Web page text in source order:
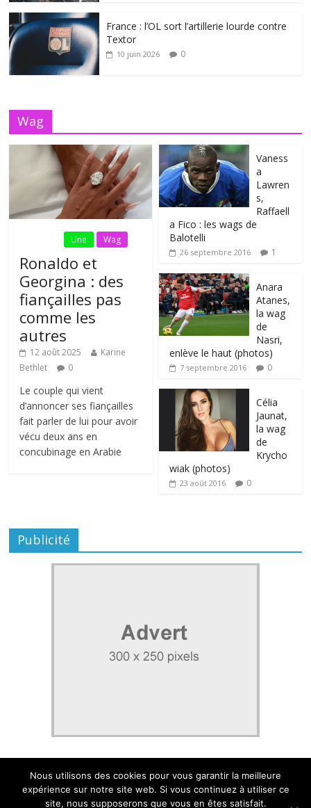
France : l’OL sort l’artillerie lourde contre
Textor
10 juin 2026 0
Wag
Une Wag
Ronaldo et
Georgina : des
fiançailles pas
comme les
autres
12 août 2025
Karine
Bethlet
0
Le couple qui vient
d’annoncer ses fiançailles
fait parler de lui pour avoir
vécu deux ans en
concubinage en Arabie
Vaness
a
Lawren
s,
Raffaell
a Fico : les wags de
Balotelli
26 septembre 2016 1
Anara
Atanes,
la wag
de
Nasri,
enlève le haut (photos)
7 septembre 2016 0
Célia
Jaunat,
la wag
de
Krycho
wiak (photos)
23 août 2016 0
Publicité
Nous utilisons des cookies pour vous garantir la meilleure
expérience sur notre site web. Si vous continuez à utiliser ce
site, nous supposerons que vous en êtes satisfait.